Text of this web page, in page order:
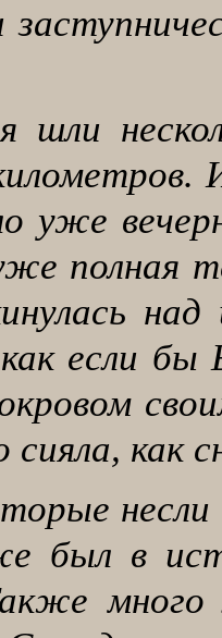
шли
уже
полная
если бы
сияла, как
несли
был в
много